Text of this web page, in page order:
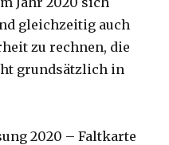
gleichzeitig auch
zu rechnen, die
grundsätzlich in
2020 – Faltkarte